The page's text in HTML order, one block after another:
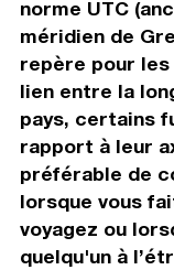
norme UTC
méridien de
repère pour les
lien entre la
pays, certains
rapport à leur
préférable de
lorsque vous
voyagez ou
quelqu'un à